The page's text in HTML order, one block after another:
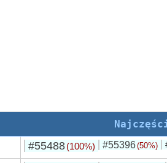
#55488 (100%) #55396(50%)